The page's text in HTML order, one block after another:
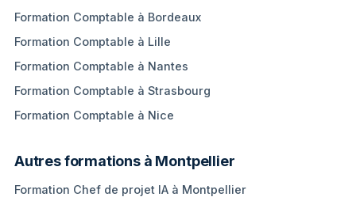
Formation Comptable à Bordeaux
Formation Comptable à Lille
Formation Comptable à Nantes
Formation Comptable à Strasbourg
Formation Comptable à Nice
Autres formations à Montpellier
Formation Chef de projet IA à Montpellier